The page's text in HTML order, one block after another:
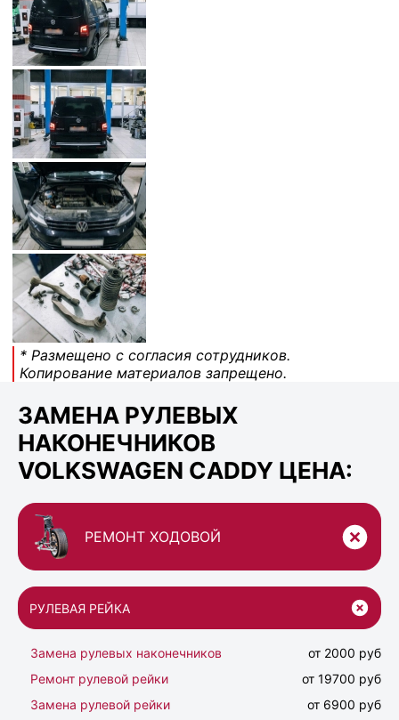
* Размещено с согласия сотрудников.
Копирование материалов запрещено.
ЗАМЕНА РУЛЕВЫХ
НАКОНЕЧНИКОВ
VOLKSWAGEN CADDY ЦЕНА:
РЕМОНТ ХОДОВОЙ
РУЛЕВАЯ РЕЙКА
Замена рулевых наконечников
от 2000 руб
Ремонт рулевой рейки
от 19700 руб
Замена рулевой рейки
от 6900 руб